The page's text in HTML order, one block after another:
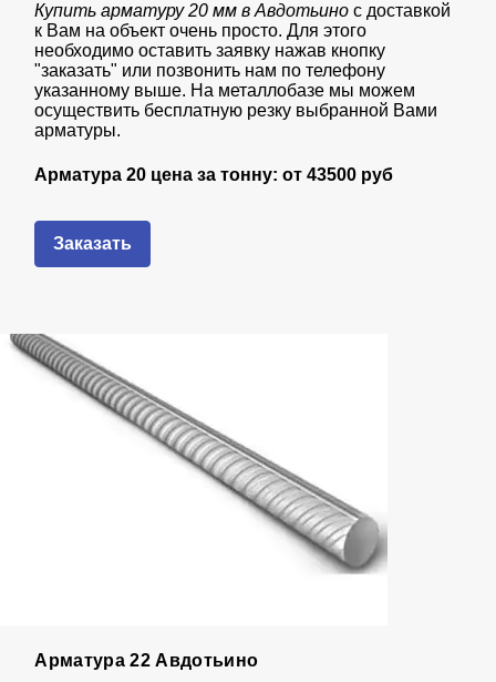
Купить арматуру 20 мм в Авдотьино с доставкой
к Вам на объект очень просто. Для этого
необходимо оставить заявку нажав кнопку
"заказать" или позвонить нам по телефону
указанному выше. На металлобазе мы можем
осуществить бесплатную резку выбранной Вами
арматуры.
Арматура 20 цена за тонну: от43500 руб
Заказать
Арматура 22 Авдотьино